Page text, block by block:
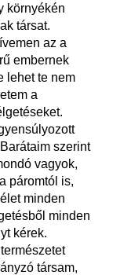
környékén
társat.
az a
embernek
lehet te nem
a
szerint
vagyok,
páromtól is,
minden
minden
kérek.
társam,